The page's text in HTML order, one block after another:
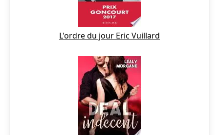
L'ordre du jour Eric Vuillard